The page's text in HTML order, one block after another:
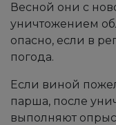
Весной они с
уничтожением
опасно, если в
погода.
Если виной
парша, после
выполняют